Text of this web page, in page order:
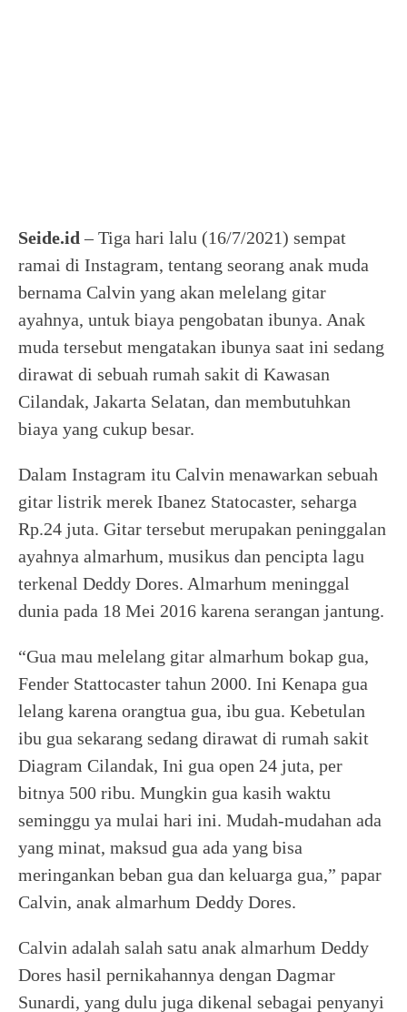
Seide.id – Tiga hari lalu (16/7/2021) sempat
ramai di Instagram, tentang seorang anak muda
bernama Calvin yang akan melelang gitar
ayahnya, untuk biaya pengobatan ibunya. Anak
muda tersebut mengatakan ibunya saat ini sedang
dirawat di sebuah rumah sakit di Kawasan
Cilandak, Jakarta Selatan, dan membutuhkan
biaya yang cukup besar.
Dalam Instagram itu Calvin menawarkan sebuah
gitar listrik merek Ibanez Statocaster, seharga
Rp.24 juta. Gitar tersebut merupakan peninggalan
ayahnya almarhum, musikus dan pencipta lagu
terkenal Deddy Dores. Almarhum meninggal
dunia pada 18 Mei 2016 karena serangan jantung.
“Gua mau melelang gitar almarhum bokap gua,
Fender Stattocaster tahun 2000. Ini Kenapa gua
lelang karena orangtua gua, ibu gua. Kebetulan
ibu gua sekarang sedang dirawat di rumah sakit
Diagram Cilandak, Ini gua open 24 juta, per
bitnya 500 ribu. Mungkin gua kasih waktu
seminggu ya mulai hari ini. Mudah-mudahan ada
yang minat, maksud gua ada yang bisa
meringankan beban gua dan keluarga gua,” papar
Calvin, anak almarhum Deddy Dores.
Calvin adalah salah satu anak almarhum Deddy
Dores hasil pernikahannya dengan Dagmar
Sunardi, yang dulu juga dikenal sebagai penyanyi